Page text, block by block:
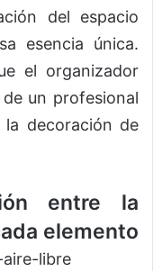
del espacio
esencia única.
el organizador
de un profesional
la decoración de
entre la
elemento